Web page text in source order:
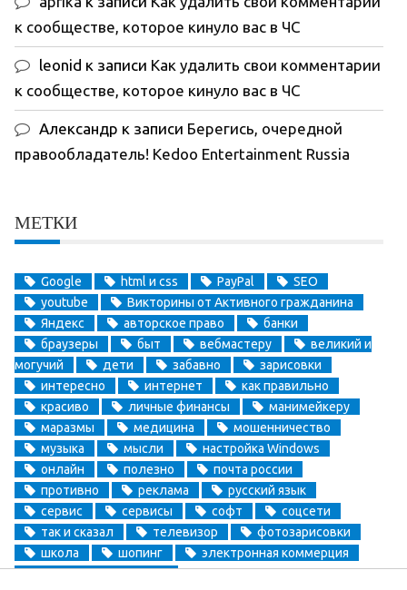
к сообществе, которое кинуло вас в ЧС
leonid к записи Как удалить свои комментарии
к сообществе, которое кинуло вас в ЧС
Александр к записи Берегись, очередной
правообладатель! Kedoo Entertainment Russia
МЕТКИ
Google html и css PayPal
SEO
youtube
Викторины от Активного гражданина
Яндекс
авторское право
банки
браузеры
быт вебмастеру
великий и
могучий
дети забавно
зарисовки
интересно
интернет
как правильно
красиво
личные финансы
манимейкеру
маразмы
медицина
мошенничество
музыка
мысли
настройка Windows
онлайн
полезно
почта россии
противно
реклама
русский язык
сервис
сервисы софт
соцсети
так и сказал
телевизор
фотозарисовки
школа
шопинг
электронная коммерция
электронные деньги